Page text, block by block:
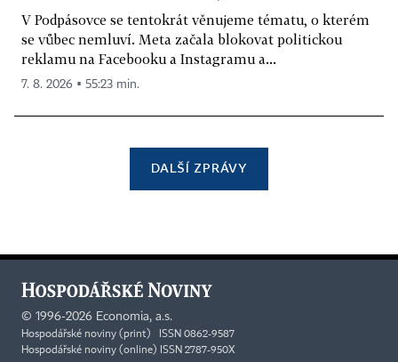
V Podpásovce se tentokrát věnujeme tématu, o kterém
se vůbec nemluví. Meta začala blokovat politickou
reklamu na Facebooku a Instagramu a...
7. 8. 2026 ▪ 55:23 min.
DALŠÍ ZPRÁVY
© 1996-2026 Economia, a.s.
Hospodářské noviny (print) ISSN 0862-9587
Hospodářské noviny (online) ISSN 2787-950X